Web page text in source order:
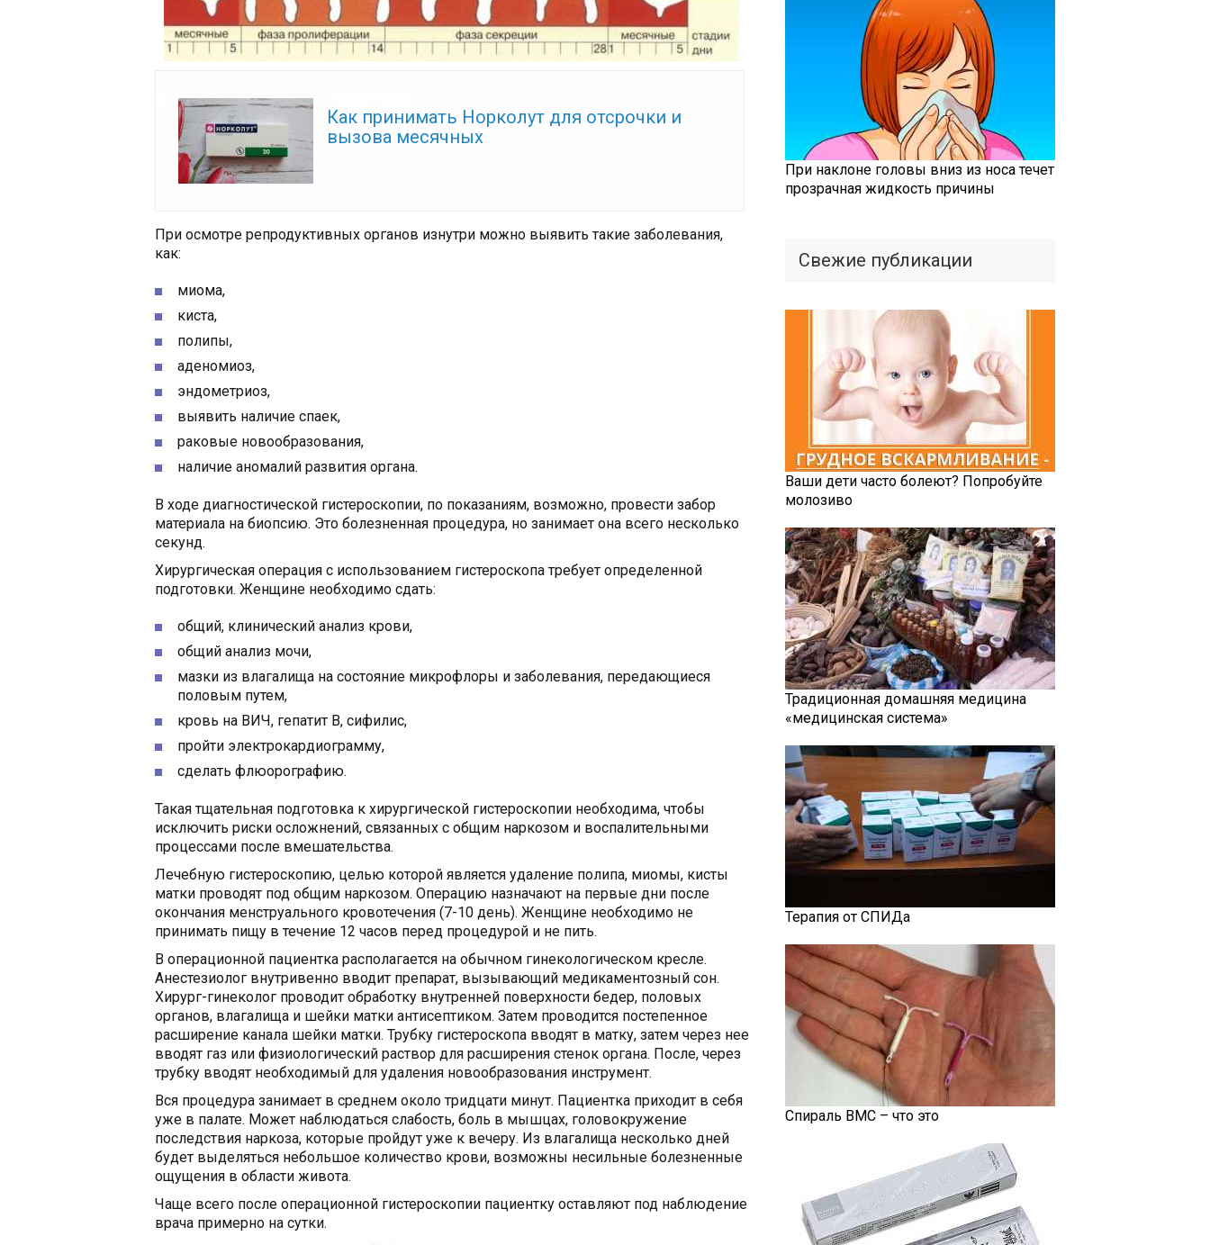
Как принимать Норколут для отсрочки и
вызова месячных
При осмотре репродуктивных органов изнутри можно выявить такие заболевания,
как:
миома,
киста,
полипы,
аденомиоз,
эндометриоз,
выявить наличие спаек,
раковые новообразования,
наличие аномалий развития органа.
В ходе диагностической гистероскопии, по показаниям, возможно, провести забор
материала на биопсию. Это болезненная процедура, но занимает она всего несколько
секунд.
Хирургическая операция с использованием гистероскопа требует определенной
подготовки. Женщине необходимо сдать:
общий, клинический анализ крови,
общий анализ мочи,
мазки из влагалища на состояние микрофлоры и заболевания, передающиеся
половым путем,
кровь на ВИЧ, гепатит В, сифилис,
пройти электрокардиограмму,
сделать флюорографию.
Такая тщательная подготовка к хирургической гистероскопии необходима, чтобы
исключить риски осложнений, связанных с общим наркозом и воспалительными
процессами после вмешательства.
Лечебную гистероскопию, целью которой является удаление полипа, миомы, кисты
матки проводят под общим наркозом. Операцию назначают на первые дни после
окончания менструального кровотечения (7-10 день). Женщине необходимо не
принимать пищу в течение 12 часов перед процедурой и не пить.
В операционной пациентка располагается на обычном гинекологическом кресле.
Анестезиолог внутривенно вводит препарат, вызывающий медикаментозный сон.
Хирург-гинеколог проводит обработку внутренней поверхности бедер, половых
органов, влагалища и шейки матки антисептиком. Затем проводится постепенное
расширение канала шейки матки. Трубку гистероскопа вводят в матку, затем через нее
вводят газ или физиологический раствор для расширения стенок органа. После, через
трубку вводят необходимый для удаления новообразования инструмент.
Вся процедура занимает в среднем около тридцати минут. Пациентка приходит в себя
уже в палате. Может наблюдаться слабость, боль в мышцах, головокружение
последствия наркоза, которые пройдут уже к вечеру. Из влагалища несколько дней
будет выделяться небольшое количество крови, возможны несильные болезненные
ощущения в области живота.
Чаще всего после операционной гистероскопии пациентку оставляют под наблюдение
врача примерно на сутки.
При наклоне головы вниз из носа течет
прозрачная жидкость причины
Свежие публикации
Ваши дети часто болеют? Попробуйте
молозиво
Традиционная домашняя медицина
«медицинская система»
Терапия от СПИДа
Спираль ВМС – что это